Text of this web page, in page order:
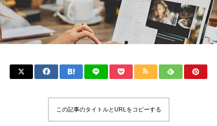
この記事のタイトルとURLをコピーする